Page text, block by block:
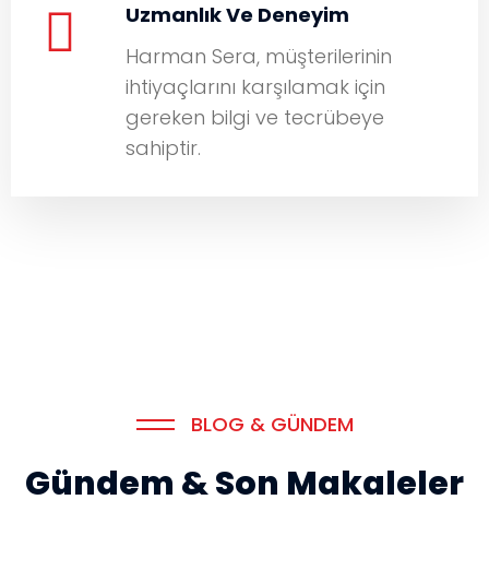
Uzmanlık Ve Deneyim
Harman Sera, müşterilerinin
ihtiyaçlarını karşılamak için
gereken bilgi ve tecrübeye
sahiptir.
BLOG & GÜNDEM
Gündem & Son Makaleler